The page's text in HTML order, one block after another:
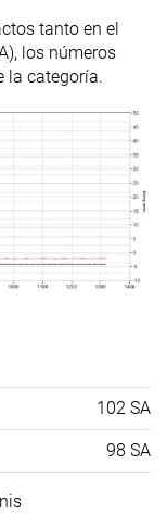
tanto en el
los números
la categoría.
102 SA
98 SA